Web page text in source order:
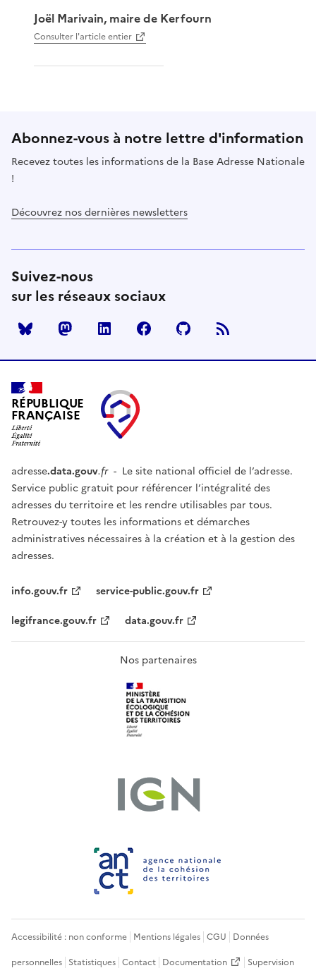
Joël Marivain, maire de Kerfourn
Consulter l'article entier
Abonnez-vous à notre lettre d'information
Recevez toutes les informations de la Base Adresse Nationale
!
Découvrez nos dernières newsletters
Suivez-nous
sur les réseaux sociaux
MastodonLinkedIn FacebookGithub
RÉPUBLIQUE
FRANÇAISE
adresse.data.gouv.fr- Le site national officiel de l’adresse.
Service public gratuit pour référencer l’intégralité des
adresses du territoire et les rendre utilisables par tous.
Retrouvez-y toutes les informations et démarches
administratives nécessaires à la création et à la gestion des
adresses.
info.gouv.fr
service-public.gouv.fr
legifrance.gouv.fr
data.gouv.fr
Nos partenaires
Accessibilité : non conforme Mentions légales CGU
Données
personnelles Statistiques Contact Documentation Supervision